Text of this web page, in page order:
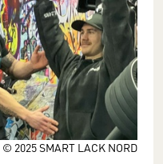
© 2025 SMART LACK NORD